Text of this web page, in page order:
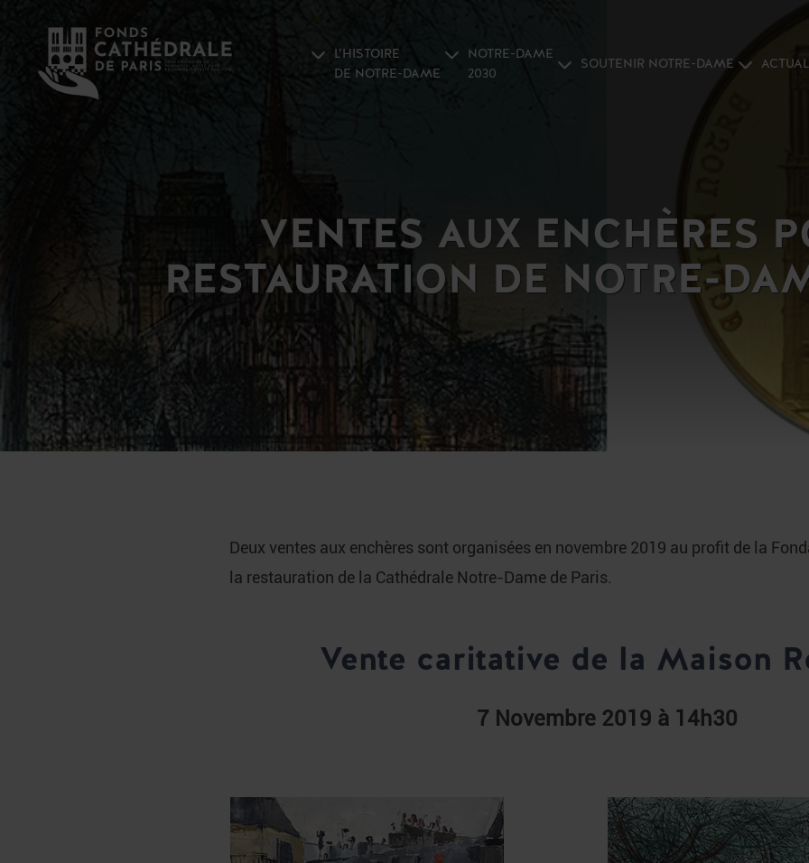
L’HISTOIRE
DE NOTRE-DAME
NOTRE-DAME
2030
SOUTENIR NOTRE-DAME
VENTES AUX ENCHÈRES
RESTAURATION DE NOTRE-
Deux ventes aux enchères sont organisées en novembre 2019 au profit de la
la restauration de la Cathédrale Notre-Dame de Paris.
Vente caritative de la Maison
7 Novembre 2019 à 14h30